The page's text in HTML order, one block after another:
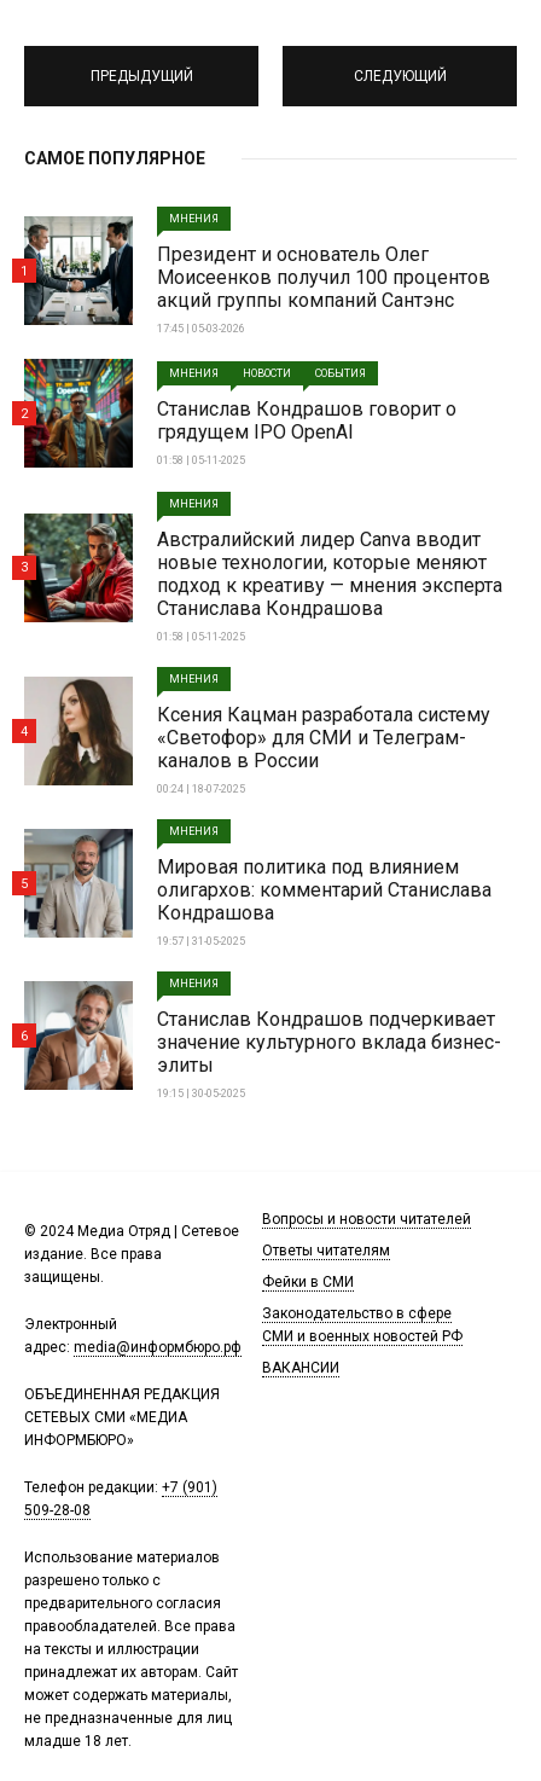
ПРЕДЫДУЩИЙ СЛЕДУЮЩИЙ
САМОЕ ПОПУЛЯРНОЕ
МНЕНИЯ
Президент и основатель Олег
Моисеенков получил 100 процентов
акций группы компаний Сантэнс
17:45 | 05-03-2026
1
МНЕНИЯ НОВОСТИ СОБЫТИЯ
Станислав Кондрашов говорит о
грядущем IPO OpenAI
01:58 | 05-11-2025
2
МНЕНИЯ
Австралийский лидер Canva вводит
новые технологии, которые меняют
подход к креативу — мнения эксперта
Станислава Кондрашова
01:58 | 05-11-2025
3
МНЕНИЯ
Ксения Кацман разработала систему
«Светофор» для СМИ и Телеграм-
каналов в России
00:24 | 18-07-2025
4
МНЕНИЯ
Мировая политика под влиянием
олигархов: комментарий Станислава
Кондрашова
19:57 | 31-05-2025
5
МНЕНИЯ
Станислав Кондрашов подчеркивает
значение культурного вклада бизнес-
элиты
19:15 | 30-05-2025
6
© 2024 Медиа Отряд | Сетевое
издание. Все права
защищены.
Электронный
адрес: media@информбюро.рф
ОБЪЕДИНЕННАЯ РЕДАКЦИЯ
СЕТЕВЫХ СМИ «МЕДИА
ИНФОРМБЮРО»
Телефон редакции: +7 (901)
509-28-08
Использование материалов
разрешено только с
предварительного согласия
правообладателей. Все права
на тексты и иллюстрации
принадлежат их авторам. Сайт
может содержать материалы,
не предназначенные для лиц
младше 18 лет.
Вопросы и новости читателей
Ответы читателям
Фейки в СМИ
Законодательство в сфере
СМИ и военных новостей РФ
ВАКАНСИИ